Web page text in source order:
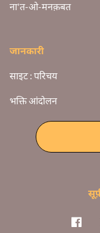
ना'त-ओ-मनक़बत
जानकारी
साइट : परिचय
भक्ति आंदोलन